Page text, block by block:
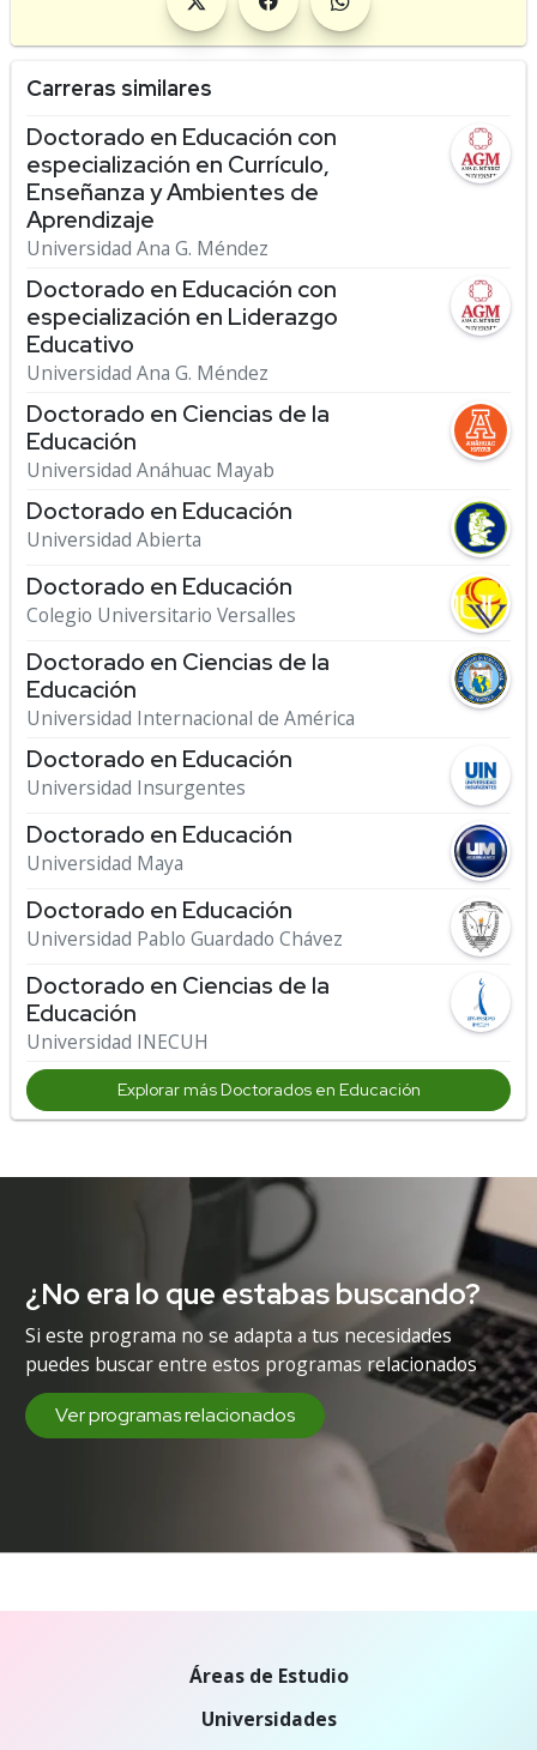
Carreras similares
Doctorado en Educación con
especialización en Currículo,
Enseñanza y Ambientes de
Aprendizaje
Universidad Ana G. Méndez
Doctorado en Educación con
especialización en Liderazgo
Educativo
Universidad Ana G. Méndez
Doctorado en Ciencias de la
Educación
Universidad Anáhuac Mayab
Doctorado en Educación
Universidad Abierta
Doctorado en Educación
Colegio Universitario Versalles
Doctorado en Ciencias de la
Educación
Universidad Internacional de América
Doctorado en Educación
Universidad Insurgentes
Doctorado en Educación
Universidad Maya
Doctorado en Educación
Universidad Pablo Guardado Chávez
Doctorado en Ciencias de la
Educación
Universidad INECUH
Explorar más Doctorados en Educación
¿No era lo que estabas buscando?
Si este programa no se adapta a tus necesidades
puedes buscar entre estos programas relacionados
Ver programas relacionados
Áreas de Estudio
Universidades